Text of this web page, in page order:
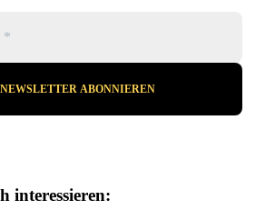
interessieren: